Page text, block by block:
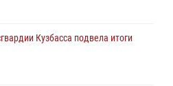
поздравил специалистов
Росгвардии с
Кузбасса подвела итоги